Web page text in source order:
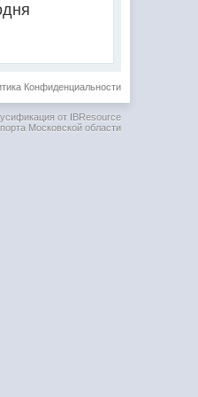
Конфиденциальности
от IBResource
Московской области